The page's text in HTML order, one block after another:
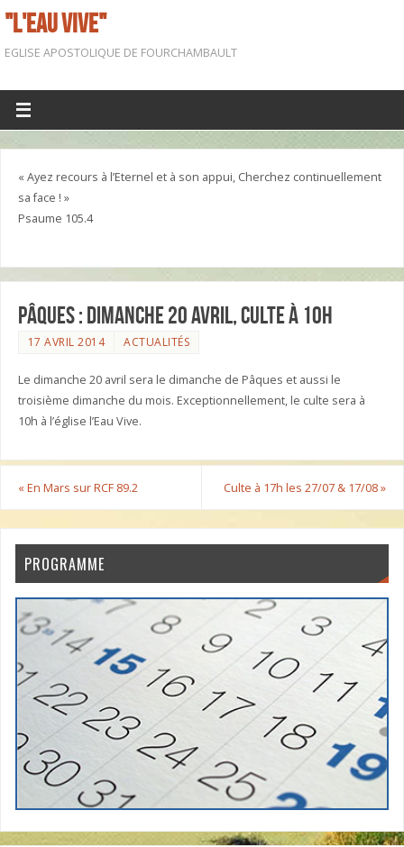
"L'EAU VIVE"
EGLISE APOSTOLIQUE DE FOURCHAMBAULT
« Ayez recours à l’Eternel et à son appui, Cherchez continuellement
sa face ! »
Psaume 105.4
Pâques : Dimanche 20 avril, culte à 10h
17 AVRIL 2014 ACTUALITÉS
Le dimanche 20 avril sera le dimanche de Pâques et aussi le
troisième dimanche du mois. Exceptionnellement, le culte sera à
10h à l’église l’Eau Vive.
«En Mars sur RCF 89.2 Culte à 17h les 27/07 & 17/08»
PROGRAMME